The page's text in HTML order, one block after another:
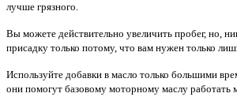
лучше грязного.
Вы можете действительно увеличить пробег, но,
присадку только потому, что вам нужен только
Используйте добавки в масло только большими
они помогут базовому моторному маслу работать